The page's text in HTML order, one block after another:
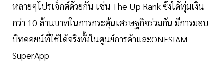
หลายๆโปรเจ็กต์ด้วยกัน เช่น The Up Rank ซึ่งได้ทุ่มเงิน
กว่า 10 ล้านบาทในการกระตุ้นเศรษฐกิจร่วมกัน มีการมอบ
บิทคอยน์ที่ใช้ได้จริงทั้งในศูนย์การค้าและONESIAM
SuperApp